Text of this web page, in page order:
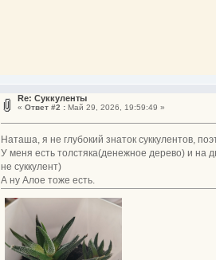
Re: Суккуленты
« Ответ #2 :Май 29, 2026, 19:59:49 »
Наташа, я не глубокий знаток суккулентов,
У меня есть толстяка(денежное дерево) и на
не суккулент)
А ну Алое тоже есть.